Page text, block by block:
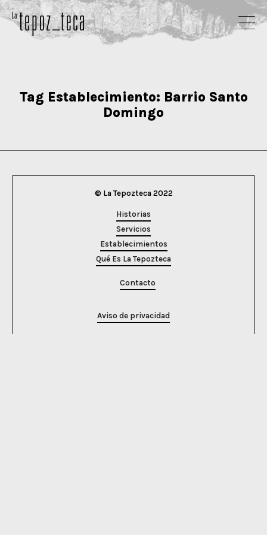
Tag Establecimiento: Barrio Santo
Domingo
© La Tepozteca 2022
Historias
Servicios
Establecimientos
Qué Es La Tepozteca
Contacto
Aviso de privacidad